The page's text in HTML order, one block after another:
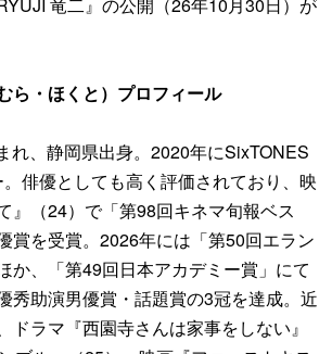
ら・ほくと）プロフィール
れ、静岡県出身。2020年にSixTONES
俳優としても高く評価されており、映
』（24）で「第98回キネマ旬報ベス
賞を受賞。2026年には「第50回エラン
か、「第49回日本アカデミー賞」にて
秀助演男優賞・話題賞の3冠を達成。近
ドラマ『西園寺さんは家事をしない』